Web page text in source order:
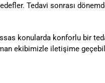
Tedavi sonrası
konularda konforlu bir
ekibimizle iletişime